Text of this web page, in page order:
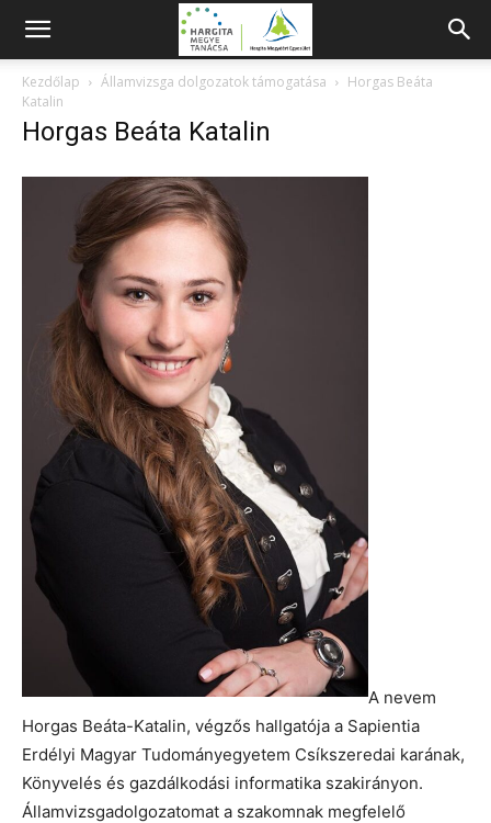
Kezdőlap Államvizsga dolgozatok támogatása
Horgas Beáta
Katalin
Horgas Beáta Katalin
A nevem
Horgas Beáta-Katalin, végzős hallgatója a Sapientia
Erdélyi Magyar Tudományegyetem Csíkszeredai karának,
Könyvelés és gazdálkodási informatika szakirányon.
Államvizsgadolgozatomat a szakomnak megfelelő